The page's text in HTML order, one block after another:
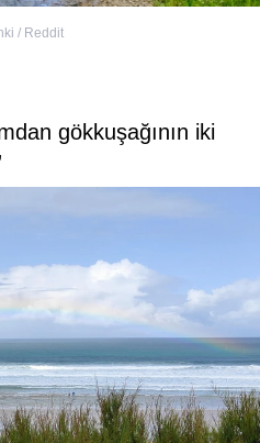
/ Reddit
gökkuşağının iki